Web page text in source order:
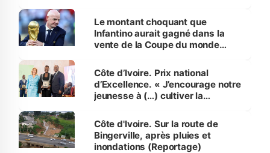
Le montant choquant que
Infantino aurait gagné dans la
vente de la Coupe du monde
Côte d’Ivoire. Prix national
d’Excellence. « J’encourage notre
jeunesse à (…) cultiver la
(Alassane Ouattara
Côte d'Ivoire. Sur la route de
Bingerville, après pluies et
inondations (Reportage)